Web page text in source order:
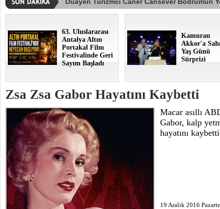
63. Uluslararası
Antalya Altın
Portakal Film
Festivalinde Geri
Sayım Başladı
Kamuran
Akkor'a
Yaş Günü
Sürprizi
Zsa Zsa Gabor Hayatını Kaybetti
Macar asıllı
Gabor, kalp
hayatını
19 Aralık 2016